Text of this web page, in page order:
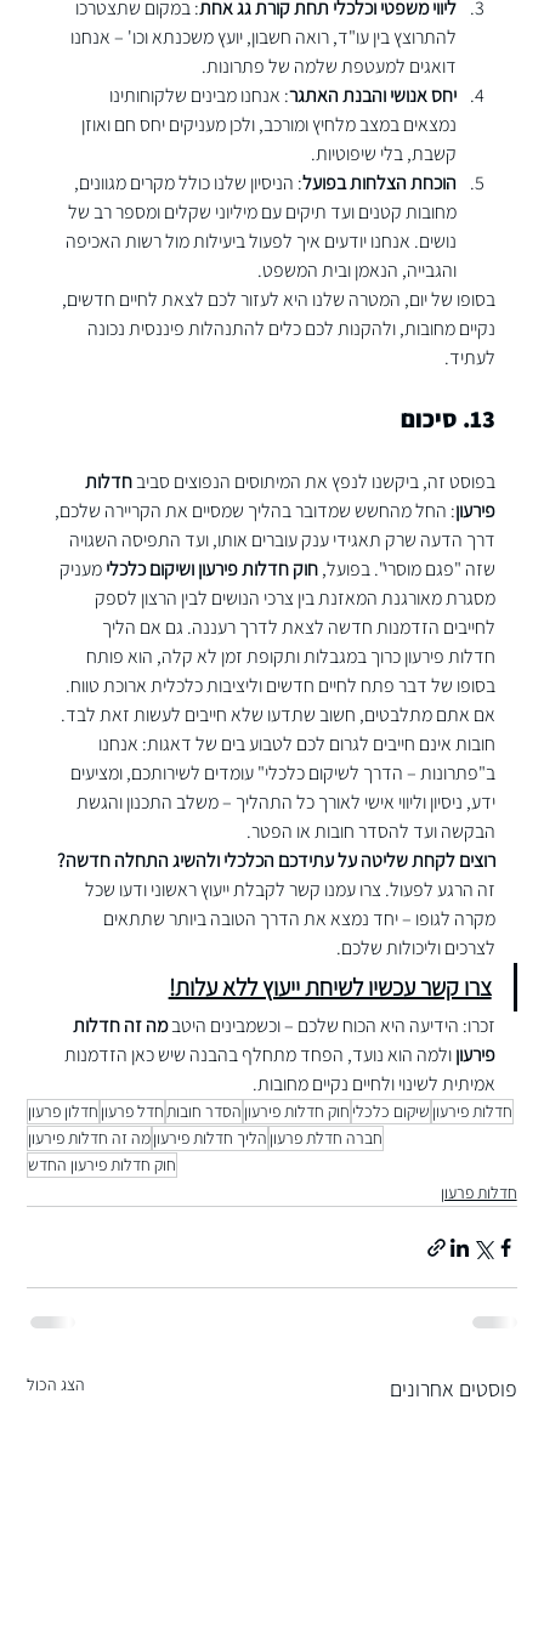
ליווי משפטי וכלכלי תחת קורת גג אחת: במקום שתצטרכו
להתרוצץ בין עו"ד, רואה חשבון, יועץ משכנתא וכו' – אנחנו
דואגים למעטפת שלמה של פתרונות.
יחס אנושי והבנת האתגר: אנחנו מבינים שלקוחותינו
נמצאים במצב מלחיץ ומורכב, ולכן מעניקים יחס חם ואוזן
קשבת, בלי שיפוטיות.
הוכחת הצלחות בפועל: הניסיון שלנו כולל מקרים מגוונים,
מחובות קטנים ועד תיקים עם מיליוני שקלים ומספר רב של
נושים. אנחנו יודעים איך לפעול ביעילות מול רשות האכיפה
והגבייה, הנאמן ובית המשפט.
בסופו של יום, המטרה שלנו היא לעזור לכם לצאת לחיים חדשים,
נקיים מחובות, ולהקנות לכם כלים להתנהלות פיננסית נכונה
לעתיד.
13. סיכום
בפוסט זה, ביקשנו לנפץ את המיתוסים הנפוצים סביב חדלות
פירעון: החל מהחשש שמדובר בהליך שמסיים את הקריירה שלכם,
דרך הדעה שרק תאגידי ענק עוברים אותו, ועד התפיסה השגויה
שזה "פגם מוסרי". בפועל, חוק חדלות פירעון ושיקום כלכלי מעניק
מסגרת מאורגנת המאזנת בין צרכי הנושים לבין הרצון לספק
לחייבים הזדמנות חדשה לצאת לדרך רעננה. גם אם הליך
חדלות פירעון כרוך במגבלות ותקופת זמן לא קלה, הוא פותח
בסופו של דבר פתח לחיים חדשים וליציבות כלכלית ארוכת טווח.
אם אתם מתלבטים, חשוב שתדעו שלא חייבים לעשות זאת לבד.
חובות אינם חייבים לגרום לכם לטבוע בים של דאגות: אנחנו
ב"פתרונות – הדרך לשיקום כלכלי" עומדים לשירותכם, ומציעים
ידע, ניסיון וליווי אישי לאורך כל התהליך – משלב התכנון והגשת
הבקשה ועד להסדר חובות או הפטר.
רוצים לקחת שליטה על עתידכם הכלכלי ולהשיג התחלה חדשה?
זה הרגע לפעול. צרו עמנו קשר לקבלת ייעוץ ראשוני ודעו שכל
מקרה לגופו – יחד נמצא את הדרך הטובה ביותר שתתאים
לצרכים וליכולות שלכם.
צרו קשר עכשיו לשיחת ייעוץ ללא עלות!
זכרו: הידיעה היא הכוח שלכם – וכשמבינים היטב מה זה חדלות
פירעון ולמה הוא נועד, הפחד מתחלף בהבנה שיש כאן הזדמנות
אמיתית לשינוי ולחיים נקיים מחובות.
חדלות פירעון שיקום כלכלי חוק חדלות פירעון הסדר חובותחדל פרעון חדלון פרעון
חברה חדלת פרעון הליך חדלות פירעוןמה זה חדלות פירעון
חוק חדלות פירעון החדש
חדלות פרעון
פוסטים אחרונים הצג הכול